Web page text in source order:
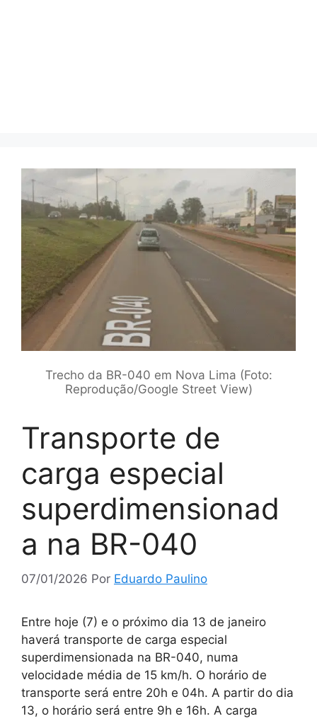
Trecho da BR-040 em Nova Lima (Foto:
Reprodução/Google Street View)
Transporte de
carga especial
superdimensionad
a na BR-040
07/01/2026 Por Eduardo Paulino
Entre hoje (7) e o próximo dia 13 de janeiro
haverá transporte de carga especial
superdimensionada na BR-040, numa
velocidade média de 15 km/h. O horário de
transporte será entre 20h e 04h. A partir do dia
13, o horário será entre 9h e 16h. A carga